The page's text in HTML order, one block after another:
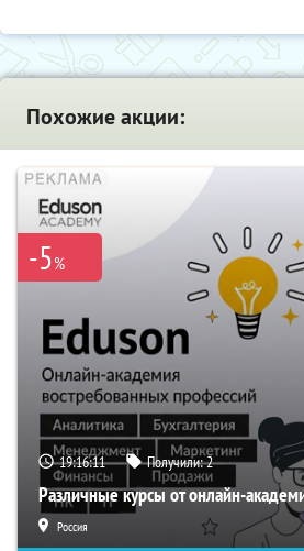
Похожие акции:
-5%
19:16:10 Получили:2
Различные курсы от онлайн-
Россия